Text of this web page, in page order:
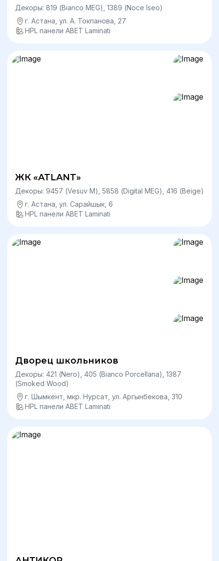
Декоры: 819 (Bianco MEG), 1389 (Noce Iseo)
г. Астана, ул. А. Токпанова, 27
HPL панели ABET Laminati
ЖК «ATLANT»
Декоры: 9457 (Vesuv М), 5858 (Digital MEG), 416 (Beige)
г. Астана, ул. Сарайшык, 6
HPL панели ABET Laminati
Дворец школьников
Декоры: 421 (Nero), 405 (Bianco Porcellana), 1387
(Smoked Wood)
г. Шымкент, мкр. Нурсат, ул. Аргынбекова, 310
HPL панели ABET Laminati